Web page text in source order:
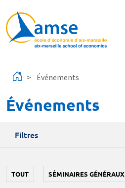
Événements
Événements
Filtres
TOUT SÉMINAIRES GÉNÉRAUX